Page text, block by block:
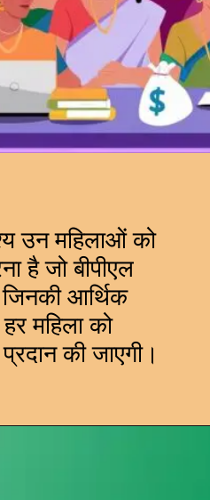
उन महिलाओं को
है जो बीपीएल
आर्थिक
महिला को
की जाएगी।